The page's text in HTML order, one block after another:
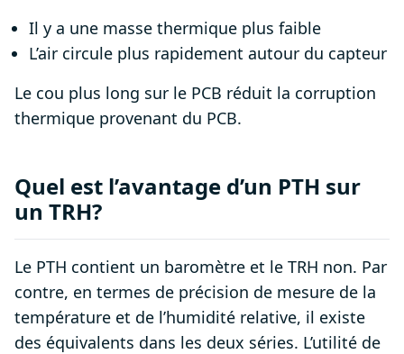
Il y a une masse thermique plus faible
L’air circule plus rapidement autour du capteur
Le cou plus long sur le PCB réduit la corruption
thermique provenant du PCB.
Quel est l’avantage d’un PTH sur
un TRH?
Le PTH contient un baromètre et le TRH non. Par
contre, en termes de précision de mesure de la
température et de l’humidité relative, il existe
des équivalents dans les deux séries. L’utilité de